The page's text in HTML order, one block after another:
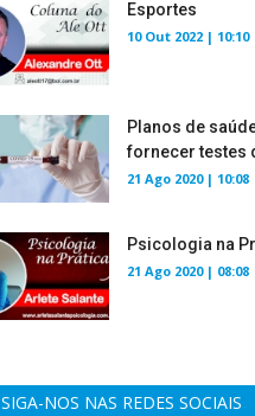
Esportes
10 Out 2022 | 10:10
Planos de
fornecer testes
21 Ago 2020 | 10:08
Psicologia na
21 Ago 2020 | 08:08
SIGA-NOS NAS REDES SOCIAIS